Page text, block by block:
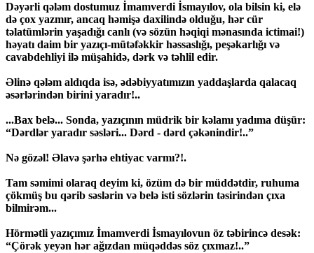
Dəyərli qələm dostumuz İmamverdi İsmayılov, ola bilsin ki, elə
də çox yazmır, ancaq həmişə daxilində olduğu, hər cür
təlatümlərin yaşadığı canlı (və sözün həqiqi mənasında ictimai!)
həyatı daim bir yazıçı-mütəfəkkir həssaslığı, peşəkarlığı və
cavabdehliyi ilə müşahidə, dərk və təhlil edir.
Əlinə qələm aldıqda isə, ədəbiyyatımızın yaddaşlarda qalacaq
əsərlərindən birini yaradır!..
...Bax belə... Sonda, yazıçının müdrik bir kəlamı yadıma düşür:
“Dərdlər yaradır səsləri... Dərd - dərd çəkənindir!..”
Nə gözəl! Əlavə şərhə ehtiyac varmı?!.
Tam səmimi olaraq deyim ki, özüm də bir müddətdir, ruhuma
çökmüş bu qərib səslərin və belə isti sözlərin təsirindən çıxa
bilmirəm...
Hörmətli yazıçımız İmamverdi İsmayılovun öz təbirincə desək:
“Çörək yeyən hər ağızdan müqəddəs söz çıxmaz!..”